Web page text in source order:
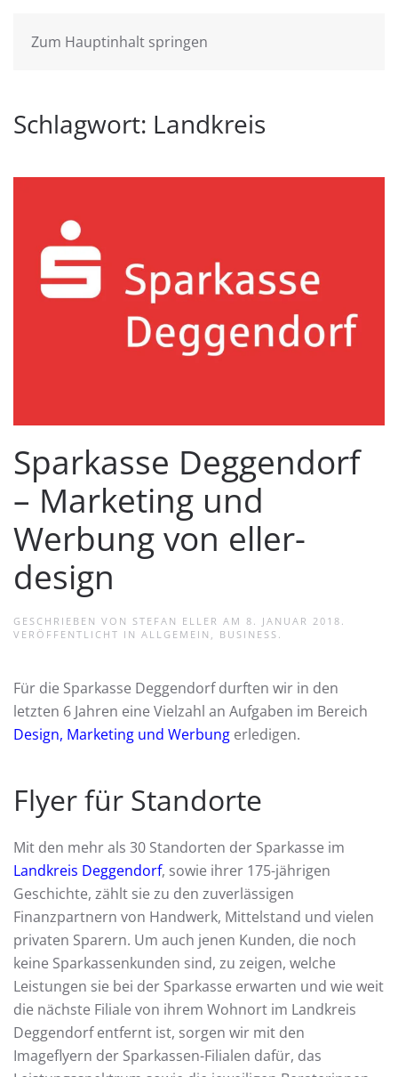
Zum Hauptinhalt springen
Schlagwort: Landkreis
Sparkasse Deggendorf
– Marketing und
Werbung von eller-
design
GESCHRIEBEN VON STEFAN ELLER AM 8. JANUAR 2018
VERÖFFENTLICHT IN ALLGEMEIN BUSINESS
Für die Sparkasse Deggendorf durften wir in den
letzten 6 Jahren eine Vielzahl an Aufgaben im Bereich
Design, Marketing und Werbung erledigen.
Flyer für Standorte
Mit den mehr als 30 Standorten der Sparkasse im
Landkreis Deggendorf, sowie ihrer 175-jährigen
Geschichte, zählt sie zu den zuverlässigen
Finanzpartnern von Handwerk, Mittelstand und vielen
privaten Sparern. Um auch jenen Kunden, die noch
keine Sparkassenkunden sind, zu zeigen, welche
Leistungen sie bei der Sparkasse erwarten und wie weit
die nächste Filiale von ihrem Wohnort im Landkreis
Deggendorf entfernt ist, sorgen wir mit den
Imageflyern der Sparkassen-Filialen dafür, das